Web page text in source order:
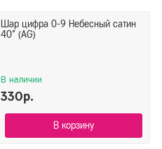
Шар цифра 0-9 Небесный сатин
40" (AG)
В наличии
330р.
В корзину